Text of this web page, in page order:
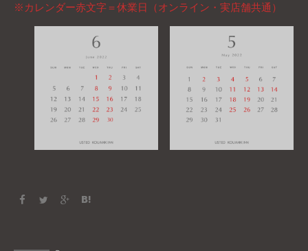
※カレンダー赤文字＝休業日（オンライン・実店舗共通）